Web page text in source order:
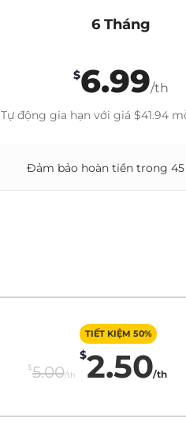
6 Tháng
$6.99/th
Tự động gia hạn với giá $41.94
Đảm bảo hoàn tiền trong
$5.00/th
TIẾT KIỆM 50%
$2.50/th